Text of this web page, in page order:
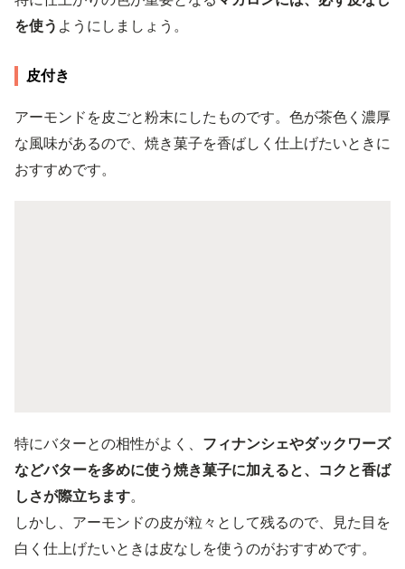
を使う ようにしましょう。
皮付き
アーモンドを皮ごと粉末にしたものです。色が茶色く濃厚
な風味があるので、焼き菓子を香ばしく仕上げたいときに
おすすめです。
特にバターとの相性がよく、 フィナンシェやダックワーズ
などバターを多めに使う焼き菓子に加えると、コクと香ば
しさが際立ちます。
しかし、アーモンドの皮が粒々として残るので、見た目を
白く仕上げたいときは皮なしを使うのがおすすめです。